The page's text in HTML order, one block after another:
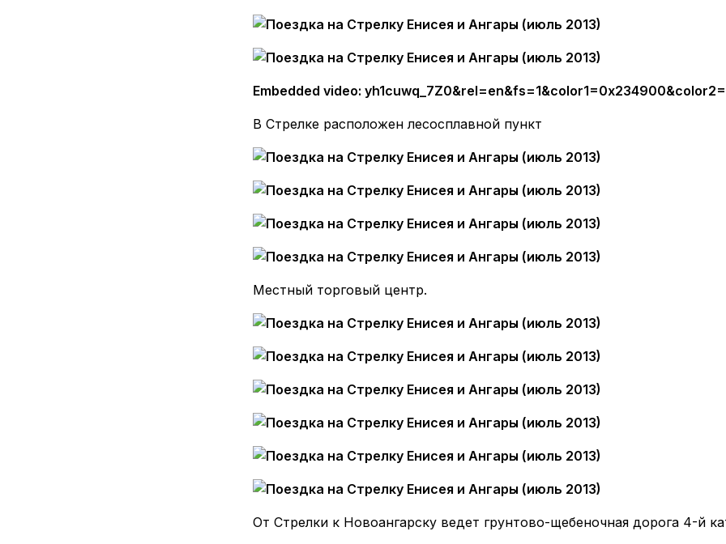
Embedded video:
В Стрелке расположен лесосплавной пункт
Местный торговый центр.
От Стрелки к Новоангарску ведет грунтово-щебеночная дорога 4-й